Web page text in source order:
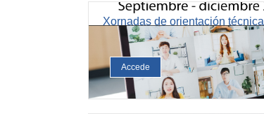
Xornadas de orientación técnica
Accede